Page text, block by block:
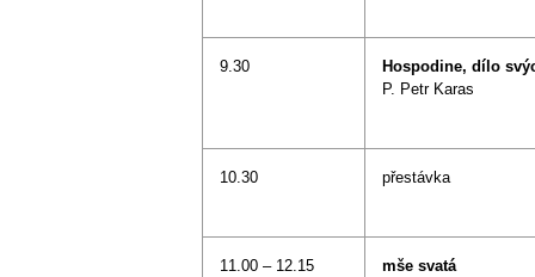
9.30
Hospodine, dílo
P. Petr Karas
10.30 přestávka
11.00 – 12.15
mše svatá